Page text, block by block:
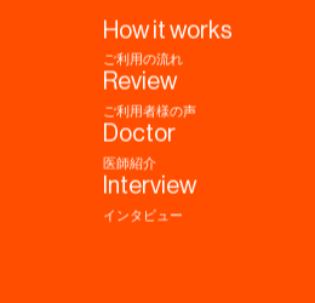
How it works
ご利用の流れ
Review
ご利用者様の声
Doctor
医師紹介
Interview
インタビュー